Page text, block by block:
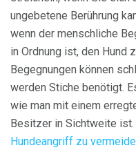
ungebetene Berührung
wenn der menschliche
in Ordnung ist, den Hund
Begegnungen können
werden Stiche benötigt.
wie man mit einem
Besitzer in Sichtweite ist.
Hundeangriff zu